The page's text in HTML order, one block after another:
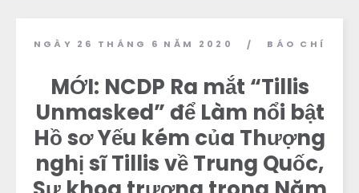
NGÀY 26 THÁNG 6 NĂM 2020 / BÁO CHÍ
MỚI: NCDP Ra mắt “Tillis
Unmasked” để Làm nổi bật
Hồ sơ Yếu kém của Thượng
nghị sĩ Tillis về Trung Quốc,